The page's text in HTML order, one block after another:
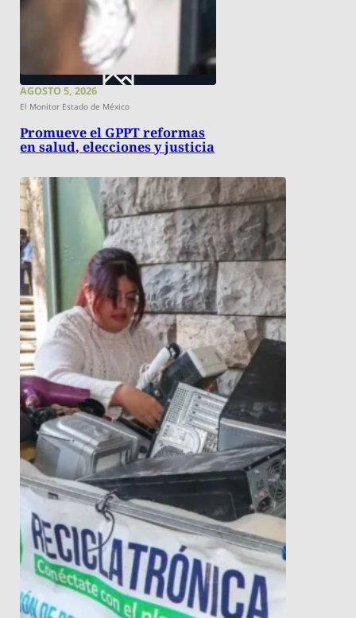
AGOSTO 5, 2026
El Monitor Estado de México
Promueve el GPPT reformas
en salud, elecciones y justicia